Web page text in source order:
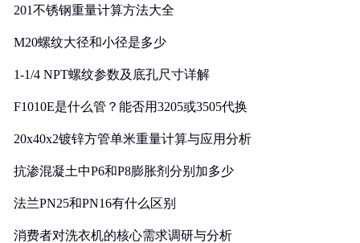
201不锈钢重量计算方法大全
M20螺纹大径和小径是多少
1-1/4 NPT螺纹参数及底孔尺寸详解
F1010E是什么管？能否用3205或3505代换
20x40x2镀锌方管单米重量计算与应用分析
抗渗混凝土中P6和P8膨胀剂分别加多少
法兰PN25和PN16有什么区别
消费者对洗衣机的核心需求调研与分析